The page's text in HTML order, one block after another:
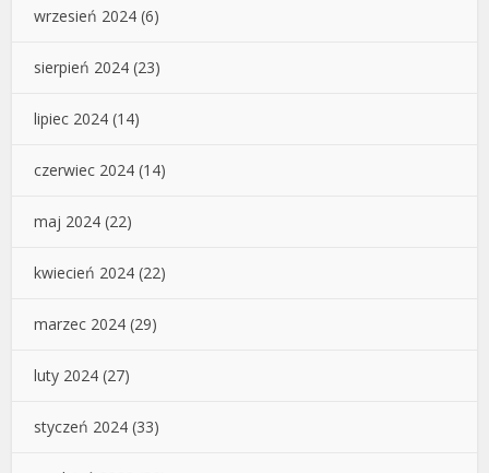
wrzesień 2024 (6)
sierpień 2024 (23)
lipiec 2024 (14)
czerwiec 2024 (14)
maj 2024 (22)
kwiecień 2024 (22)
marzec 2024 (29)
luty 2024 (27)
styczeń 2024 (33)